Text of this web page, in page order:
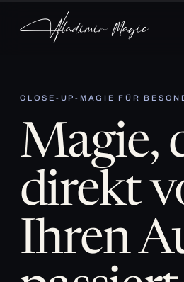
CLOSE-UP-MAGIE FÜR
Magie,
direkt
Ihren